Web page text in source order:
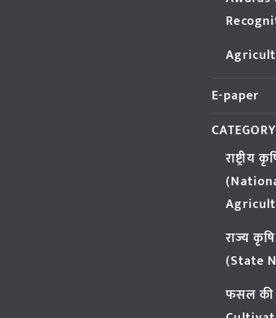
E-paper
CATEGORY
राष्ट्रीय
राज्य
(State
फसल की